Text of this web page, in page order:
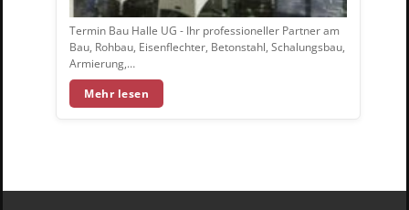
Termin Bau Halle UG - Ihr professioneller Partner am
Bau, Rohbau, Eisenflechter, Betonstahl, Schalungsbau,
Armierung,…
Mehr lesen